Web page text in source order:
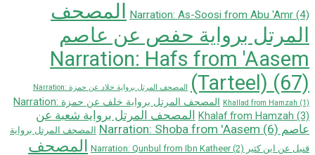
Narration: As-Soosi from Abu 'Amr (4)
المصحف
المرتل برواية حفص عن عاصم
Narration: Hafs from 'Aasem
(Tarteel) (67)
المصحف المرتل برواية خلاد عن حمزة Narration:
Khallad from Hamzah (1)
المصحف المرتل برواية خلف عن حمزة Narration:
Khalaf from Hamzah (3)
المصحف المرتل برواية شعبة عن
عاصم Narration: Shoba from 'Aasem (6)
المصحف المرتل برواية
قنبل عن ابن كثير Narration: Qunbul from Ibn Katheer (2)
المصحف